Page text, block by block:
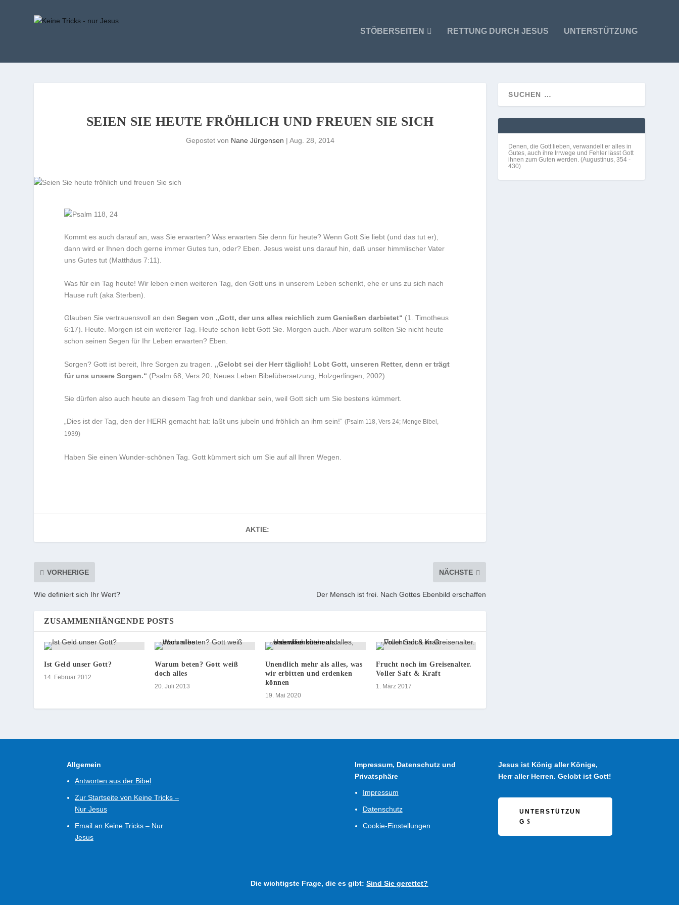
STÖBERSEITEN RETTUNG DURCH JESUS UNTERSTÜTZUNG
SEIEN SIE HEUTE FRÖHLICH UND FREUEN SIE SICH
Gepostet von Nane Jürgensen | Aug. 28, 2014
Kommt es auch darauf an, was Sie erwarten? Was erwarten Sie denn für heute? Wenn Gott Sie liebt (und das tut er),
dann wird er Ihnen doch gerne immer Gutes tun, oder? Eben. Jesus weist uns darauf hin, daß unser himmlischer Vater
uns Gutes tut (Matthäus 7:11).
Was für ein Tag heute! Wir leben einen weiteren Tag, den Gott uns in unserem Leben schenkt, ehe er uns zu sich nach
Hause ruft (aka Sterben).
Glauben Sie vertrauensvoll an den Segen von „Gott, der uns alles reichlich zum Genießen darbietet“ (1. Timotheus
6:17). Heute. Morgen ist ein weiterer Tag. Heute schon liebt Gott Sie. Morgen auch. Aber warum sollten Sie nicht heute
schon seinen Segen für Ihr Leben erwarten? Eben.
Sorgen? Gott ist bereit, Ihre Sorgen zu tragen. „Gelobt sei der Herr täglich! Lobt Gott, unseren Retter, denn er trägt
für uns unsere Sorgen.“ (Psalm 68, Vers 20; Neues Leben Bibelübersetzung, Holzgerlingen, 2002)
Sie dürfen also auch heute an diesem Tag froh und dankbar sein, weil Gott sich um Sie bestens kümmert.
„Dies ist der Tag, den der HERR gemacht hat: laßt uns jubeln und fröhlich an ihm sein!“ (Psalm 118, Vers 24; Menge Bibel,
1939)
Haben Sie einen Wunder-schönen Tag. Gott kümmert sich um Sie auf all Ihren Wegen.
AKTIE:
VORHERIGE
Wie definiert sich Ihr Wert?
NÄCHSTE
Der Mensch ist frei. Nach Gottes Ebenbild erschaffen
ZUSAMMENHÄNGENDE POSTS
Ist Geld unser Gott?
14. Februar 2012
Warum beten? Gott weiß
doch alles
20. Juli 2013
Unendlich mehr als alles, was
wir erbitten und erdenken
können
19. Mai 2020
Frucht noch im Greisenalter.
Voller Saft & Kraft
1. März 2017
Denen, die Gott lieben, verwandelt er alles in
Gutes, auch ihre Irrwege und Fehler lässt Gott
ihnen zum Guten werden. (Augustinus, 354 -
430)
Allgemein
Antworten aus der Bibel
Zur Startseite von Keine Tricks –
Nur Jesus
Email an Keine Tricks – Nur
Jesus
Impressum, Datenschutz und
Privatsphäre
Impressum
Datenschutz
Cookie-Einstellungen
Jesus ist König aller Könige,
Herr aller Herren. Gelobt ist Gott!
UNTERSTÜTZUN
G
Die wichtigste Frage, die es gibt:Sind Sie gerettet?